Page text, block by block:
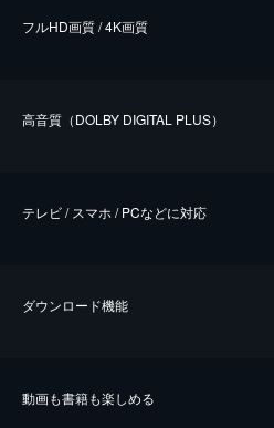
フルHD画質 / 4K画質
⾼⾳質（DOLBY DIGITAL PLUS）
テレビ / スマホ / PCなどに対応
ダウンロード機能
動画も書籍も楽しめる